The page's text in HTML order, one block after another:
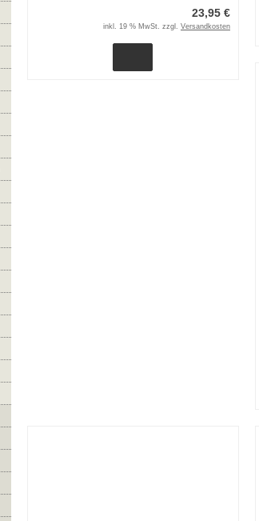
23,95 €
inkl. 19 % MwSt. zzgl. Versandkosten